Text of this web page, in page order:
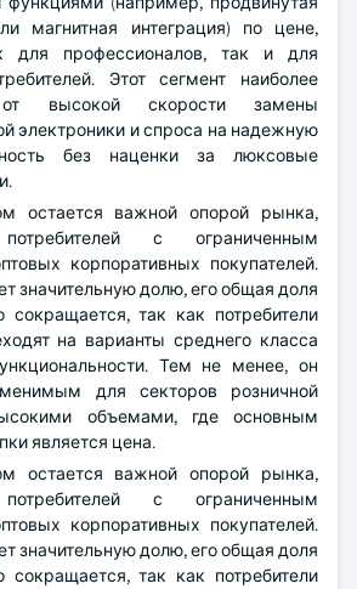
магнитная интеграция) по цене,
для профессионалов, так и для
Этот сегмент наиболее
от высокой скорости замены
электроники и спроса на надежную
без наценки за люксовые
остается важной опорой рынка,
с ограниченным
корпоративных покупателей.
значительную долю, его общая доля
сокращается, так как потребители
на варианты среднего класса
Тем не менее, он
для секторов розничной
объемами, где основным
является цена.
остается важной опорой рынка,
с ограниченным
корпоративных покупателей.
значительную долю, его общая доля
сокращается, так как потребители